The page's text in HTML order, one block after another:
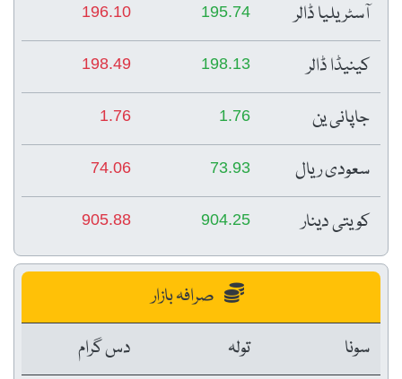
آسٹریلیا ڈالر 195.74
196.10
کینیڈا ڈالر 198.13
198.49
جاپانی ین 1.76
1.76
سعودی ریال 73.93
74.06
کویتی دینار 904.25
905.88
صرافہ بازار
سونا
تولہ
دس گرام